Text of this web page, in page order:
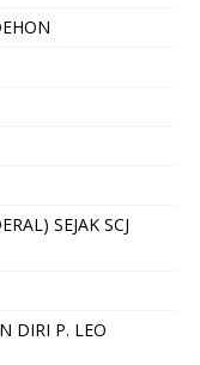
SEJAK SCJ
DIRI P. LEO